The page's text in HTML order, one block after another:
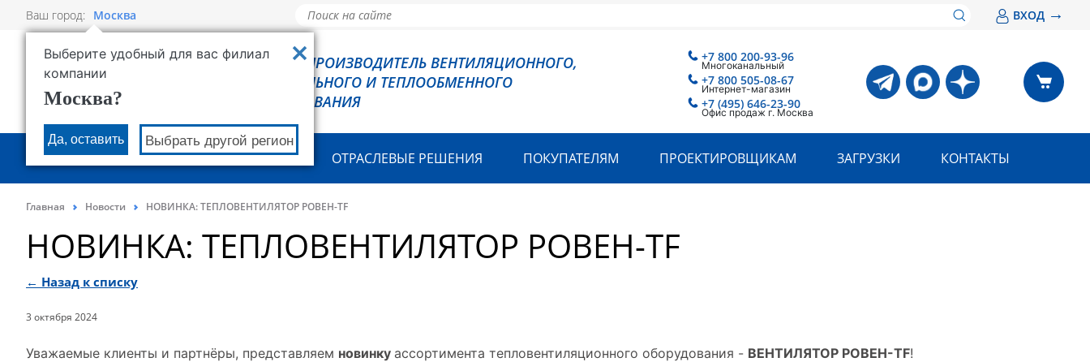
Ваш город: Москва
Выберите удобный для вас филиал
компании
Москва?
Да, оставить Выбрать другой регион
ВХОД →
РОВЕН - ПРОИЗВОДИТЕЛЬ ВЕНТИЛЯЦИОННОГО,
ХОЛОДИЛЬНОГО И ТЕПЛООБМЕННОГО
ОБОРУДОВАНИЯ
+7 800 200-93-96
Многоканальный
+7 800 505-08-67
Интернет-магазин
+7 (495) 646-23-90
Офис продаж г. Москва
О КОМПАНИИ ПРОДУКЦИЯ ОТРАСЛЕВЫЕ РЕШЕНИЯ ПОКУПАТЕЛЯМ ПРОЕКТИРОВЩИКАМ ЗАГРУЗКИ КОНТАКТЫ
Главная Новости НОВИНКА: ТЕПЛОВЕНТИЛЯТОР РОВЕН-TF
НОВИНКА: ТЕПЛОВЕНТИЛЯТОР РОВЕН-TF
← Назад к списку
3 октября 2024
Уважаемые клиенты и партнёры, представляем новинку ассортимента тепловентиляционного оборудования - ВЕНТИЛЯТОР РОВЕН-TF!